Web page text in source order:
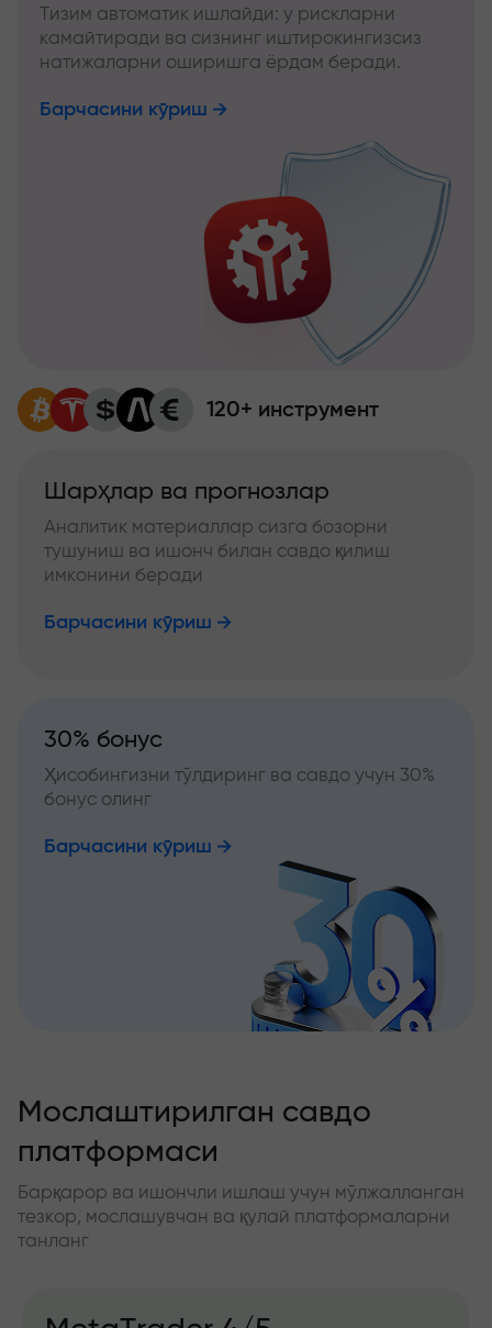
Тизим автоматик ишлайди: у рискларни
камайтиради ва сизнинг иштирокингизсиз
натижаларни оширишга ёрдам беради.
Барчасини кўриш
120+ инструмент
Шарҳлар ва прогнозлар
Аналитик материаллар сизга бозорни
тушуниш ва ишонч билан савдо қилиш
имконини беради
Барчасини кўриш
30% бонус
Ҳисобингизни тўлдиринг ва савдо учун 30%
бонус олинг
Барчасини кўриш
Мослаштирилган савдо
платформаси
Барқарор ва ишончли ишлаш учун мўлжалланган
тезкор, мослашувчан ва қулай платформаларни
танланг